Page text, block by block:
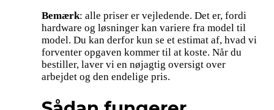
Bemærk: alle priser er vejledende. Det er, fordi
hardware og løsninger kan variere fra model til
model. Du kan derfor kun se et estimat af, hvad vi
forventer opgaven kommer til at koste. Når du
bestiller, laver vi en nøjagtig oversigt over
arbejdet og den endelige pris.